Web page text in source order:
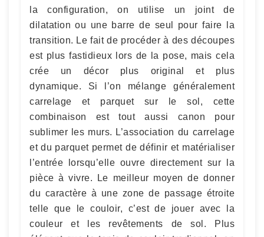
la configuration, on utilise un joint de
dilatation ou une barre de seul pour faire la
transition. Le fait de procéder à des découpes
est plus fastidieux lors de la pose, mais cela
crée un décor plus original et plus
dynamique. Si l’on mélange généralement
carrelage et parquet sur le sol, cette
combinaison est tout aussi canon pour
sublimer les murs. L’association du carrelage
et du parquet permet de définir et matérialiser
l’entrée lorsqu’elle ouvre directement sur la
pièce à vivre. Le meilleur moyen de donner
du caractère à une zone de passage étroite
telle que le couloir, c’est de jouer avec la
couleur et les revêtements de sol. Plus